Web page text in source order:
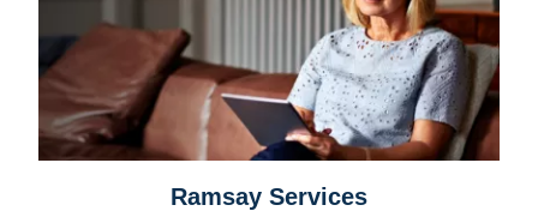
Ramsay Services